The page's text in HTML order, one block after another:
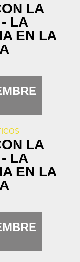
LA
LA
EN LA
LA
LA
EN LA